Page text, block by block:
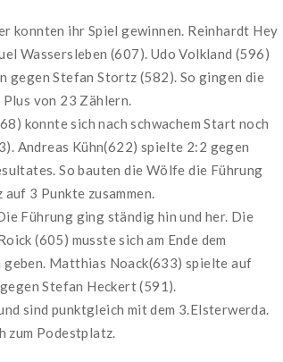
konnten ihr Spiel gewinnen. Reinhardt Hey
Wassersleben (607). Udo Volkland (596)
gegen Stefan Stortz (582). So gingen die
von 23 Zählern.
konnte sich nach schwachem Start noch
Andreas Kühn(622) spielte 2:2 gegen
So bauten die Wölfe die Führung
3 Punkte zusammen.
Führung ging ständig hin und her. Die
(605) musste sich am Ende dem
Matthias Noack(633) spielte auf
Stefan Heckert (591).
sind punktgleich mit dem 3.Elsterwerda.
zum Podestplatz.